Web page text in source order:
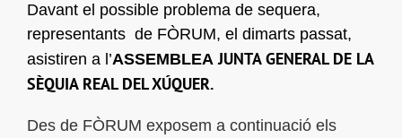
Davant el possible problema de sequera,
representants de FÒRUM, el dimarts passat,
asistiren a l’ASSEMBLEA JUNTA GENERAL DE LA
SÈQUIA REAL DEL XÚQUER.
Des de FÒRUM exposem a continuació els